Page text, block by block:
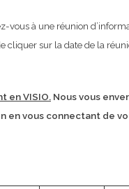
vous à une réunion
cliquer sur la date de la
en VISIO. Nous vous
en vous connectant de